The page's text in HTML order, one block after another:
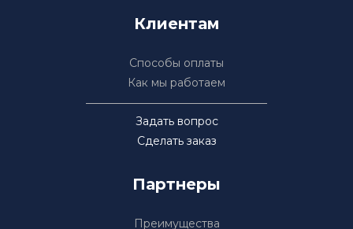
Клиентам
Способы оплаты
Как мы работаем
Задать вопрос
Сделать заказ
Партнеры
Преимущества